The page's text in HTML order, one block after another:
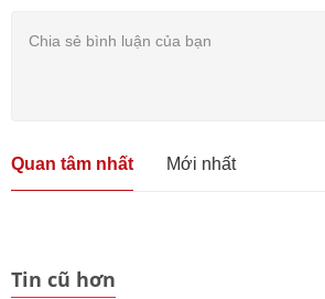
Quan tâm nhất Mới nhất
Tin cũ hơn